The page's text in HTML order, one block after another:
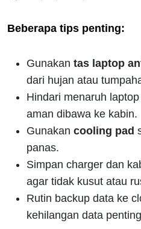
Beberapa tips penting:
Gunakan tas laptop
dari hujan atau
Hindari menaruh
aman dibawa ke kabin.
Gunakan cooling pad
panas.
Simpan charger dan
agar tidak kusut atau
Rutin backup data ke
kehilangan data